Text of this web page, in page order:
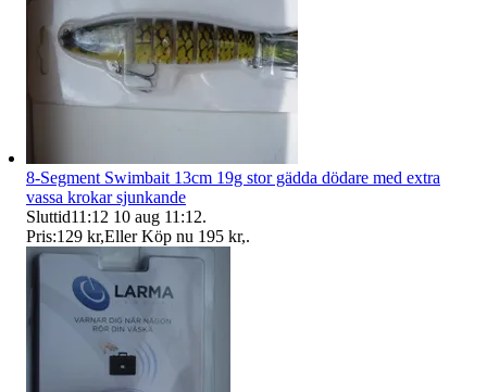
8-Segment Swimbait 13cm 19g stor gädda dödare med extra
vassa krokar sjunkande
Sluttid11:12 10 aug 11:12.
Pris:129 kr,Eller Köp nu 195 kr,.